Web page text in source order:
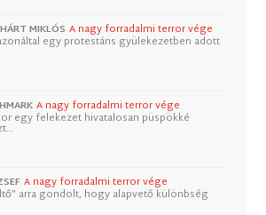
MIKLÓS A nagy forradalmi terror vége
egy protestáns gyülekezetben adott
A nagy forradalmi terror vége
egy felekezet hivatalosan püspökké
A nagy forradalmi terror vége
arra gondolt, hogy alapvető különbség